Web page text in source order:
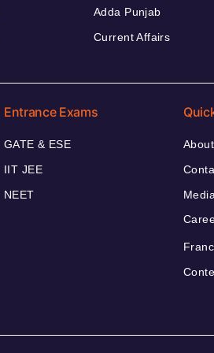
Adda Punjab
Current Affairs
Entrance Exams
GATE & ESE
IIT JEE
NEET
Media